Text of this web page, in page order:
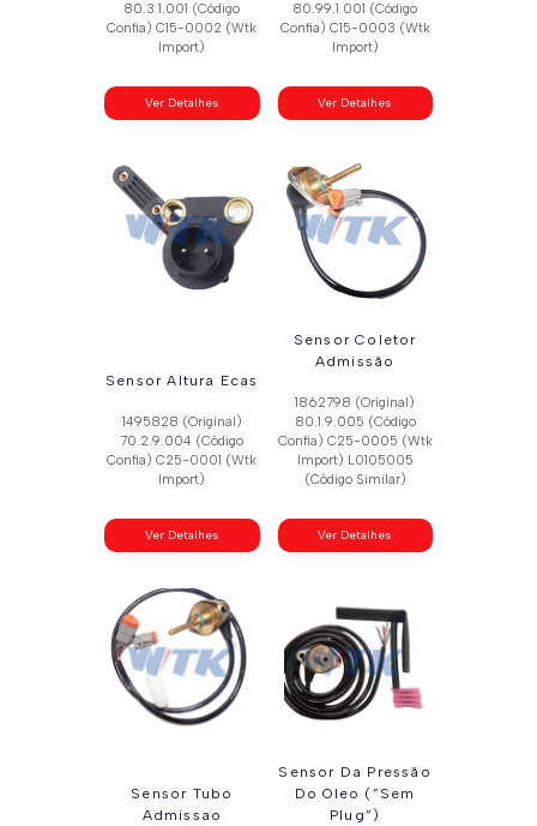
80.3.1.001 (Código
Confia) C15-0002 (Wtk
Import)
Ver Detalhes
80.99.1.001 (Código
Confia) C15-0003 (Wtk
Import)
Ver Detalhes
Sensor Altura Ecas
1495828 (Original)
70.2.9.004 (Código
Confia) C25-0001 (Wtk
Import)
Ver Detalhes
Sensor Coletor
Admissão
1862798 (Original)
80.1.9.005 (Código
Confia) C25-0005 (Wtk
Import) L0105005
(Código Similar)
Ver Detalhes
Sensor Tubo
Admissao
Sensor Da Pressão
Do Oleo (”Sem
Plug”)